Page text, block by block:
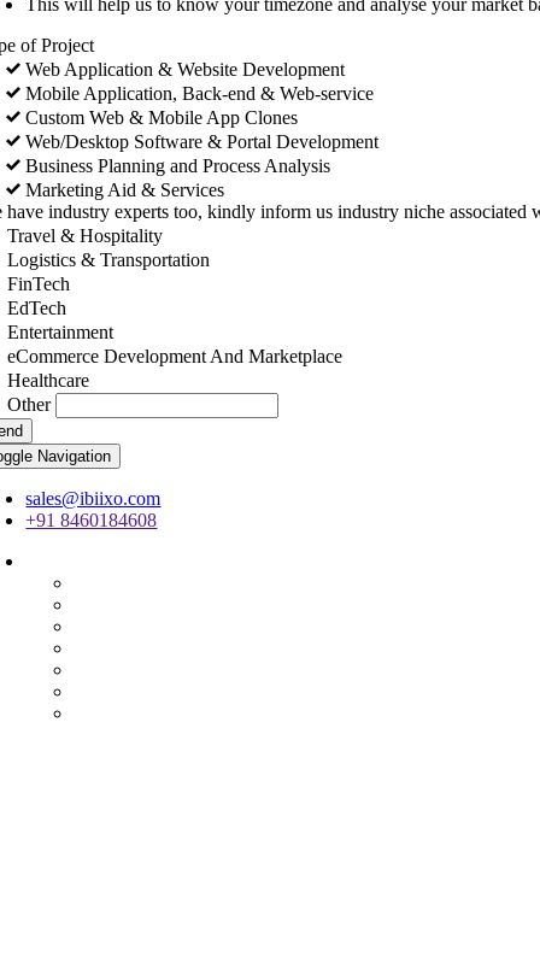
This will help us to know your timezone and analyse your market
of Project
Web Application & Website Development
Mobile Application, Back-end & Web-service
Custom Web & Mobile App Clones
Web/Desktop Software & Portal Development
Business Planning and Process Analysis
Marketing Aid & Services
have industry experts too, kindly inform us industry niche associated
Travel & Hospitality
Logistics & Transportation
FinTech
EdTech
Entertainment
eCommerce Development And Marketplace
Healthcare
Other
Navigation
sales@ibiixo.com
+91 8460184608